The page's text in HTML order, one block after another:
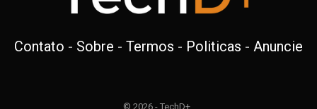
Contato - Sobre - Termos - Politicas - Anuncie
© 2026 - TechD+.